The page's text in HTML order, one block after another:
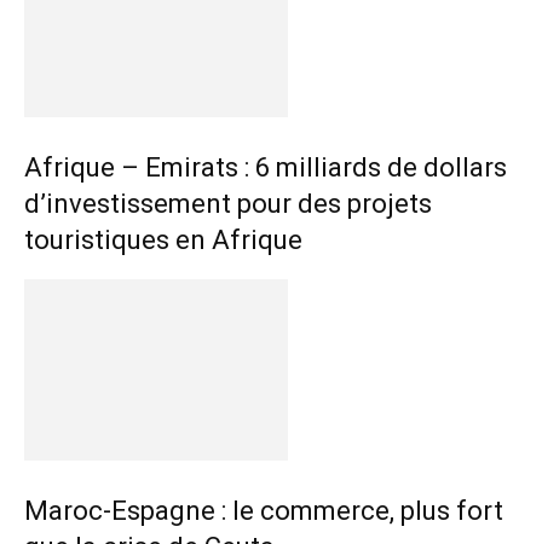
Afrique – Emirats : 6 milliards de dollars
d’investissement pour des projets
touristiques en Afrique
Maroc-Espagne : le commerce, plus fort